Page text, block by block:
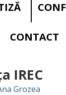
CONTACT
IREC
Grozea